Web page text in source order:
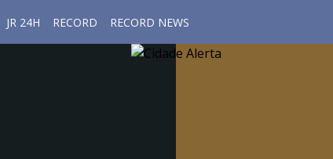
JR 24H RECORD RECORD NEWS